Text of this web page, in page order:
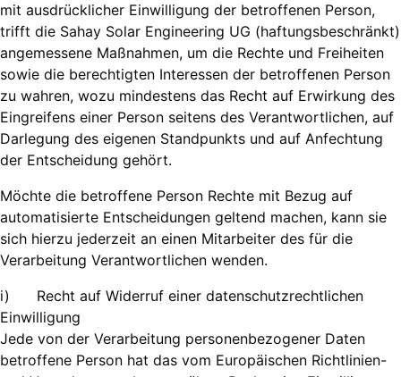
mit ausdrücklicher Einwilligung der betroffenen Person,
trifft die Sahay Solar Engineering UG (haftungsbeschränkt)
angemessene Maßnahmen, um die Rechte und Freiheiten
sowie die berechtigten Interessen der betroffenen Person
zu wahren, wozu mindestens das Recht auf Erwirkung des
Eingreifens einer Person seitens des Verantwortlichen, auf
Darlegung des eigenen Standpunkts und auf Anfechtung
der Entscheidung gehört.
Möchte die betroffene Person Rechte mit Bezug auf
automatisierte Entscheidungen geltend machen, kann sie
sich hierzu jederzeit an einen Mitarbeiter des für die
Verarbeitung Verantwortlichen wenden.
i) Recht auf Widerruf einer datenschutzrechtlichen
Einwilligung
Jede von der Verarbeitung personenbezogener Daten
betroffene Person hat das vom Europäischen Richtlinien-